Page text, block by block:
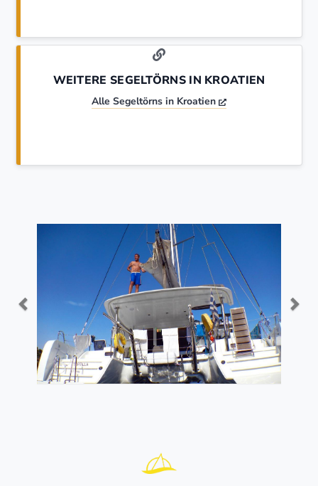
WEITERE SEGELTÖRNS IN KROATIEN
Alle Segeltörns in Kroatien